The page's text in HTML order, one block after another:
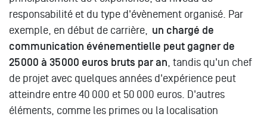
responsabilité et du type d'évènement organisé. Par
exemple, en début de carrière, un chargé de
communication événementielle peut gagner de
25 000 à 35 000 euros bruts par an, tandis qu'un chef
de projet avec quelques années d'expérience peut
atteindre entre 40 000 et 50 000 euros. D'autres
éléments, comme les primes ou la localisation